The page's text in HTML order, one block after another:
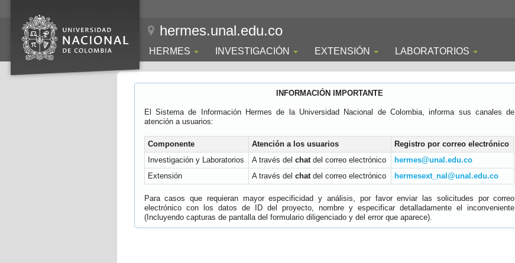
hermes.unal.edu.co
HERMES INVESTIGACIÓN EXTENSIÓN LABORATORIOS
INFORMACIÓN IMPORTANTE
El Sistema de Información Hermes de la Universidad Nacional de Colombia, informa sus canales de
atención a usuarios:
Componente Atención a los usuarios
Registro por correo electrónico
Investigación y Laboratorios
A través del chatdel correo electrónico
hermes@unal.edu.co
Extensión
A través del chatdel correo electrónico hermesext_nal@unal.edu.co
Para casos que requieran mayor especificidad y análisis, por favor enviar las solicitudes por correo
electrónico con los datos de ID del proyecto, nombre y especificar detalladamente el inconveniente
(Incluyendo capturas de pantalla del formulario diligenciado y del error que aparece).